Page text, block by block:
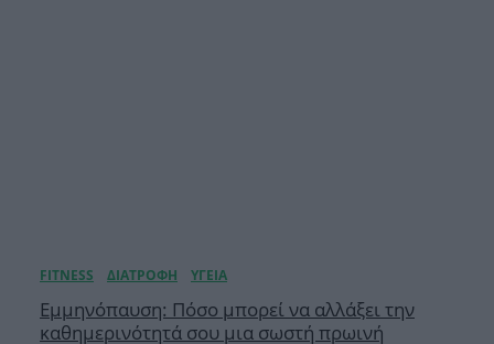
Εμμηνόπαυση: Πόσο μπορεί να αλλάξει την
καθημερινότητά σου μια σωστή πρωινή